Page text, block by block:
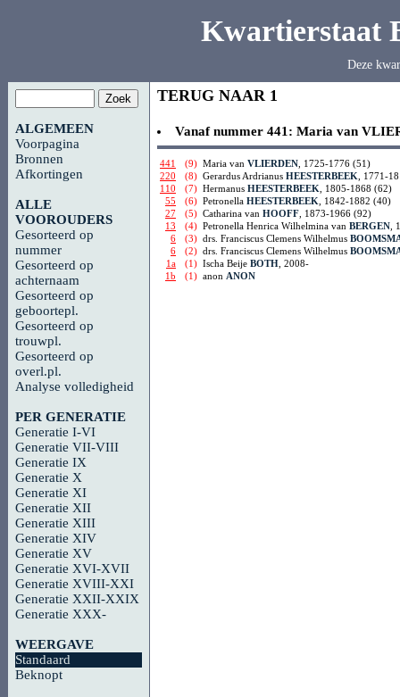
Kwartierstaat
Deze
ALGEMEEN
Voorpagina
Bronnen
Afkortingen
ALLE
VOOROUDERS
Gesorteerd op
nummer
Gesorteerd op
achternaam
Gesorteerd op
geboortepl.
Gesorteerd op
trouwpl.
Gesorteerd op
overl.pl.
Analyse volledigheid
PER GENERATIE
Generatie I-VI
Generatie VII-VIII
Generatie IX
Generatie X
Generatie XI
Generatie XII
Generatie XIII
Generatie XIV
Generatie XV
Generatie XVI-XVII
Generatie XVIII-XXI
Generatie XXII-XXIX
Generatie XXX-
WEERGAVE
Standaard
Beknopt
TERUG NAAR 1
Vanaf nummer 441: Maria van
441 (9) Maria van VLIERDEN , 1725-1776 (51)
220
(8) Gerardus Ardrianus HEESTERBEEK , 1771-
110
(7) Hermanus HEESTERBEEK , 1805-1868 (62)
55
(6) Petronella HEESTERBEEK , 1842-1882 (40)
27
(5) Catharina van HOOFF , 1873-1966 (92)
13
(4) Petronella Henrica Wilhelmina van BERGEN ,
6
(3) drs. Franciscus Clemens Wilhelmus
6
(2) drs. Franciscus Clemens Wilhelmus
1a
(1) Ischa Beije BOTH , 2008-
1b
(1) anon ANON